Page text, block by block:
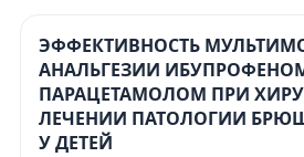
ЭФФЕКТИВНОСТЬ
АНАЛЬГЕЗИИ
ПАРАЦЕТАМОЛОМ ПРИ
ЛЕЧЕНИИ ПАТОЛОГИИ
У ДЕТЕЙ